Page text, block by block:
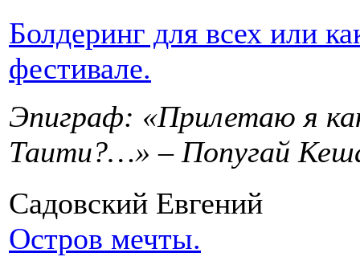
Болдеринг для всех или
фестивале.
Эпиграф: «Прилетаю я
Таити?…» – Попугай
Садовский Евгений
Остров мечты.